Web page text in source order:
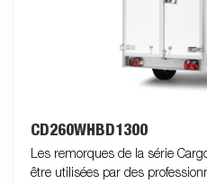
CD260WHBD1300
Les remorques de la série
être utilisées par des professionnels et pouvant être tractées par